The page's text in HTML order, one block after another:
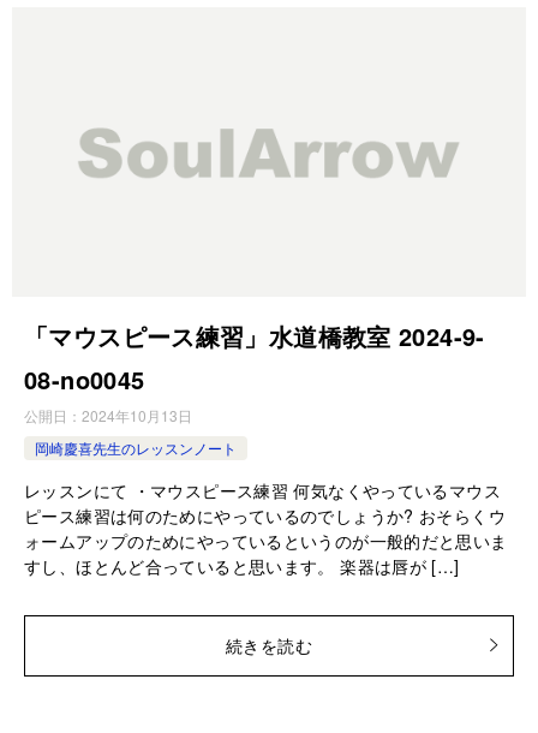
「マウスピース練習」水道橋教室 2024-9-
08-no0045
公開日： 2024年10月13日
岡崎慶喜先生のレッスンノート
レッスンにて ・マウスピース練習 何気なくやっているマウス
ピース練習は何のためにやっているのでしょうか? おそらくウ
ォームアップのためにやっているというのが一般的だと思いま
すし、ほとんど合っていると思います。 楽器は唇が […]
続きを読む